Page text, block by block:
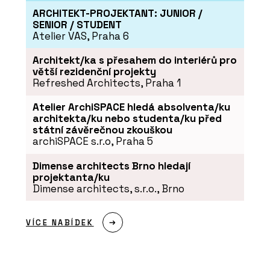
ARCHITEKT-PROJEKTANT: JUNIOR /
SENIOR / STUDENT
Atelier VAS, Praha 6
Architekt/ka s přesahem do interiérů pro
větší rezidenční projekty
Refreshed Architects, Praha 1
Atelier ArchiSPACE hledá absolventa/ku
architekta/ku nebo studenta/ku před
státní závěrečnou zkouškou
archiSPACE s.r.o, Praha 5
Dimense architects Brno hledají
projektanta/ku
Dimense architects, s.r.o., Brno
VÍCE NABÍDEK